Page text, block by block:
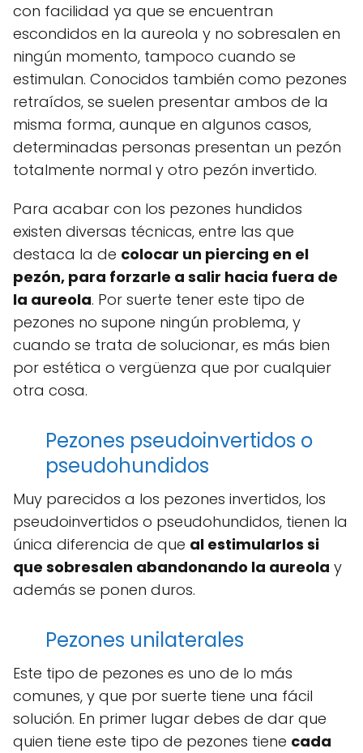
con facilidad ya que se encuentran
escondidos en la aureola y no sobresalen en
ningún momento, tampoco cuando se
estimulan. Conocidos también como pezones
retraídos, se suelen presentar ambos de la
misma forma, aunque en algunos casos,
determinadas personas presentan un pezón
totalmente normal y otro pezón invertido.
Para acabar con los pezones hundidos
existen diversas técnicas, entre las que
destaca la de colocar un piercing en el
pezón, para forzarle a salir hacia fuera de
la aureola. Por suerte tener este tipo de
pezones no supone ningún problema, y
cuando se trata de solucionar, es más bien
por estética o vergüenza que por cualquier
otra cosa.
Pezones pseudoinvertidos o
pseudohundidos
Muy parecidos a los pezones invertidos, los
pseudoinvertidos o pseudohundidos, tienen la
única diferencia de que al estimularlos si
que sobresalen abandonando la aureola y
además se ponen duros.
Pezones unilaterales
Este tipo de pezones es uno de lo más
comunes, y que por suerte tiene una fácil
solución. En primer lugar debes de dar que
quien tiene este tipo de pezones tiene cada